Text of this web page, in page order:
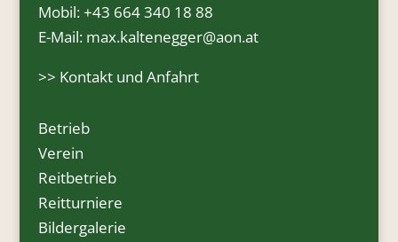
Mobil:+43 664 340 18 88
E-Mail: max.kaltenegger@aon.at
>> Kontakt und Anfahrt
Betrieb
Verein
Reitbetrieb
Reitturniere
Bildergalerie